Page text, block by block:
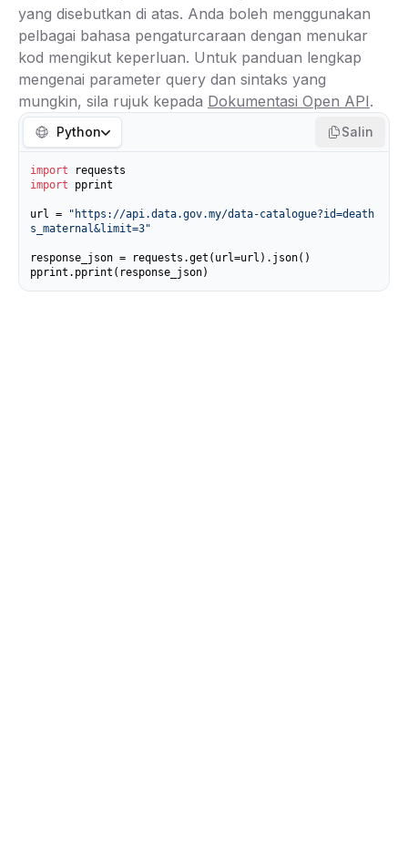
yang disebutkan di atas. Anda boleh menggunakan
pelbagai bahasa pengaturcaraan dengan menukar
kod mengikut keperluan. Untuk panduan lengkap
mengenai parameter query dan sintaks yang
mungkin, sila rujuk kepada Dokumentasi Open API.
Python Salin
import
import pprint
url =
"https://api.data.gov.my/data-catalogue?id=death
s_maternal&limit=3"
response_json = requests.get(url=url).json()
pprint.pprint(response_json)